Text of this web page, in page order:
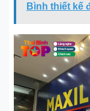
Bình thiết kế